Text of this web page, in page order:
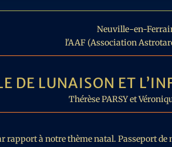
Neuville-en-
l'AAF (Association
DE LUNAISON ET
Thérèse PARSY et
rapport à notre thème natal. Passeport de